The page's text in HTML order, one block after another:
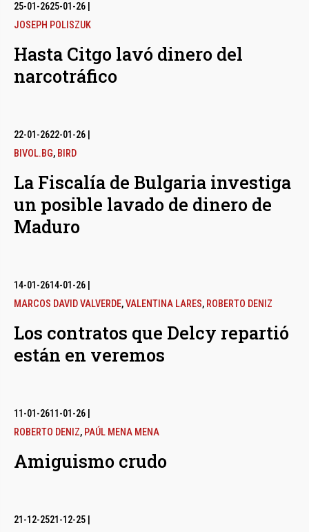
25-01-2625-01-26
JOSEPH POLISZUK
Hasta Citgo lavó dinero del
narcotráfico
22-01-2622-01-26
BIVOL.BG, BIRD
La Fiscalía de Bulgaria investiga
un posible lavado de dinero de
Maduro
14-01-2614-01-26
MARCOS DAVID VALVERDE,VALENTINA LARES, ROBERTO DENIZ
Los contratos que Delcy repartió
están en veremos
11-01-2611-01-26
ROBERTO DENIZ, PAÚL MENA MENA
Amiguismo crudo
21-12-2521-12-25